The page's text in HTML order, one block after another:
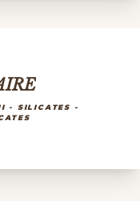
- SILICATES -